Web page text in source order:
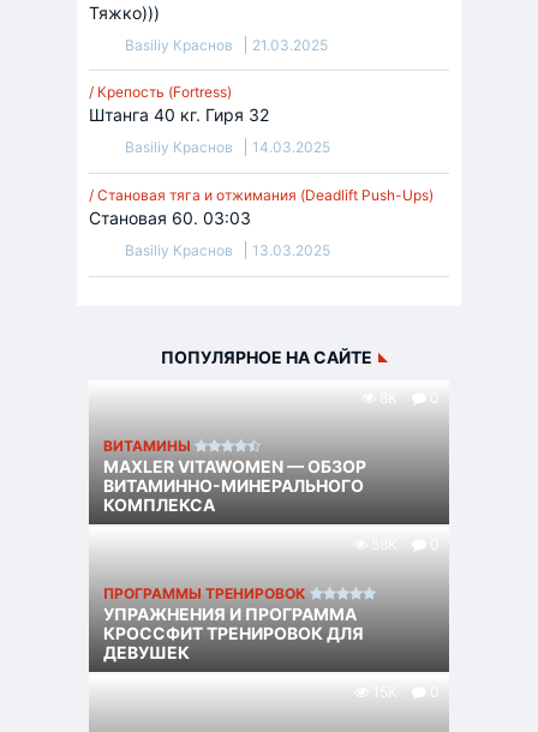
Тяжко)))
Basiliy Краснов 21.03.2025
/ Крепость (Fortress)
Штанга 40 кг. Гиря 32
Basiliy Краснов 14.03.2025
/ Становая тяга и отжимания (Deadlift Push-Ups)
Становая 60. 03:03
Basiliy Краснов 13.03.2025
ПОПУЛЯРНОЕ НА САЙТЕ
8K
ВИТАМИНЫ
MAXLER VITAWOMEN — ОБЗОР
ВИТАМИННО-МИНЕРАЛЬНОГО
КОМПЛЕКСА
58K 0
ПРОГРАММЫ ТРЕНИРОВОК
УПРАЖНЕНИЯ И ПРОГРАММА
КРОССФИТ ТРЕНИРОВОК ДЛЯ
ДЕВУШЕК
15K